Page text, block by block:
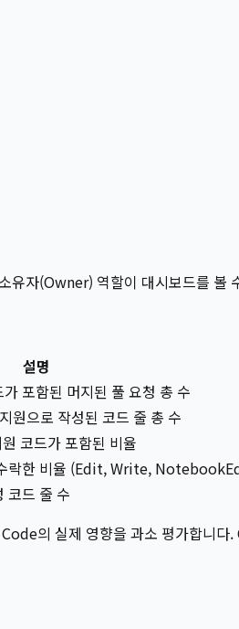
유자(Owner) 역할이 대시보드를 볼
설명
포함된 머지된 풀 요청 총 수
원으로 작성된 코드 줄 총 수
코드가 포함된 비율
락한 비율 (Edit, Write,
코드 줄 수
의 실제 영향을 과소 평가합니